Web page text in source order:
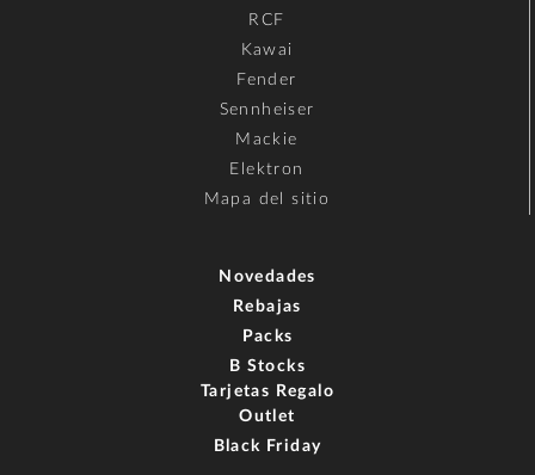
RCF
Kawai
Fender
Sennheiser
Mackie
Elektron
Mapa del sitio
Novedades
Rebajas
Packs
B Stocks
Tarjetas Regalo
Outlet
Black Friday